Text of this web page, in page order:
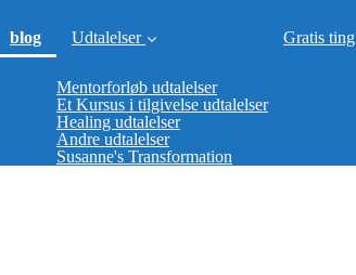
blog(current)Udtalelser
Mentorforløb udtalelser
Et Kursus i tilgivelse udtalelser
Healing udtalelser
Andre udtalelser
Susanne's Transformation
Gratis ting